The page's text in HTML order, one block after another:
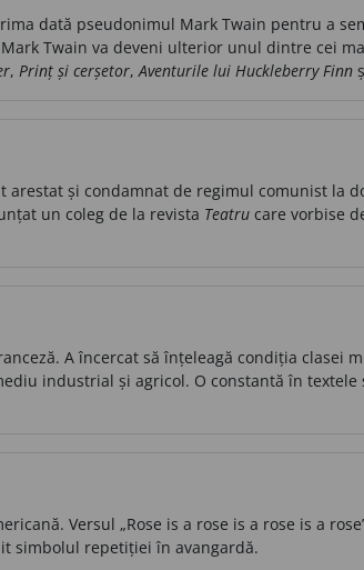
dată pseudonimul Mark Twain pentru a
Twain va deveni ulterior unul dintre cei
, Prinț și cerșetor, Aventurile lui Huckleberry Finn
arestat și condamnat de regimul comunist la
un coleg de la revista Teatru care vorbise
A încercat să înțeleagă condiția clasei
industrial și agricol. O constantă în
Versul „Rose is a rose is a rose is a
simbolul repetiției în avangardă.